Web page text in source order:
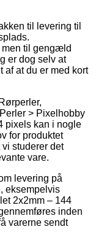
til levering til
men til gengæld
er dog selv at
af at du er med kort
> Pixelhobby
pixels kan i nogle
for produktet
studerer det
vare.
levering på
eksempelvis
2x2mm – 144
inden
varerne sendt